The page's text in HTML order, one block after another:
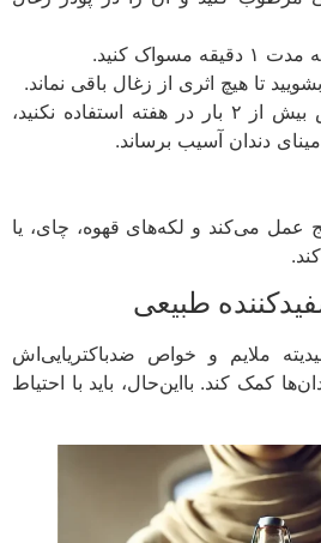
تا هیچ اثری از زغال باقی نماند.
: از این روش بیش از ۲ بار در هفته استفاده نکنید،
دندان آسیب برساند.
می‌کند و لکه‌های قهوه، چای، یا
و خواص ضدباکتریایی‌اش
کند. بااین‌حال، باید با احتیاط